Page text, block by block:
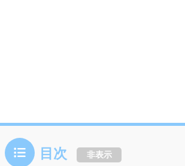
目次 非表示